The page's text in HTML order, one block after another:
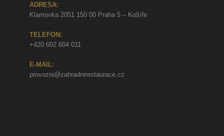
ADRESA:
Klamovka 2051 150 00 Praha 5 – Košíře
TELEFON:
+420 602 604 011
E-MAIL:
provozni@zahradnirestaurace.cz